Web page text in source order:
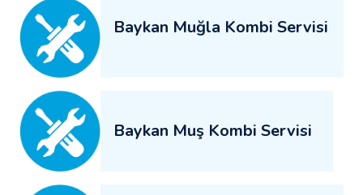
Baykan Muğla Kombi Servisi
Baykan Muş Kombi Servisi